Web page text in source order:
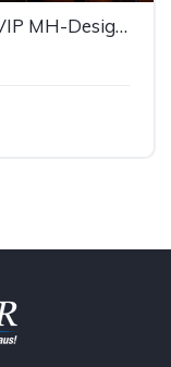
Mercedes-Benz V300 Exclusive VIP MH-Design Luxussitze Sbel TV